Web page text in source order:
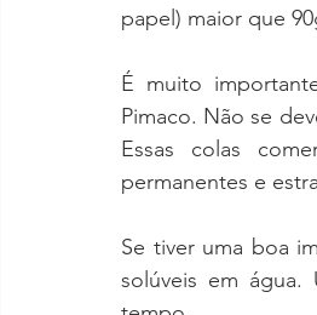
papel) maior que
É muito
Pimaco. Não se
Essas colas
permanentes e
Se tiver uma boa
solúveis em água.